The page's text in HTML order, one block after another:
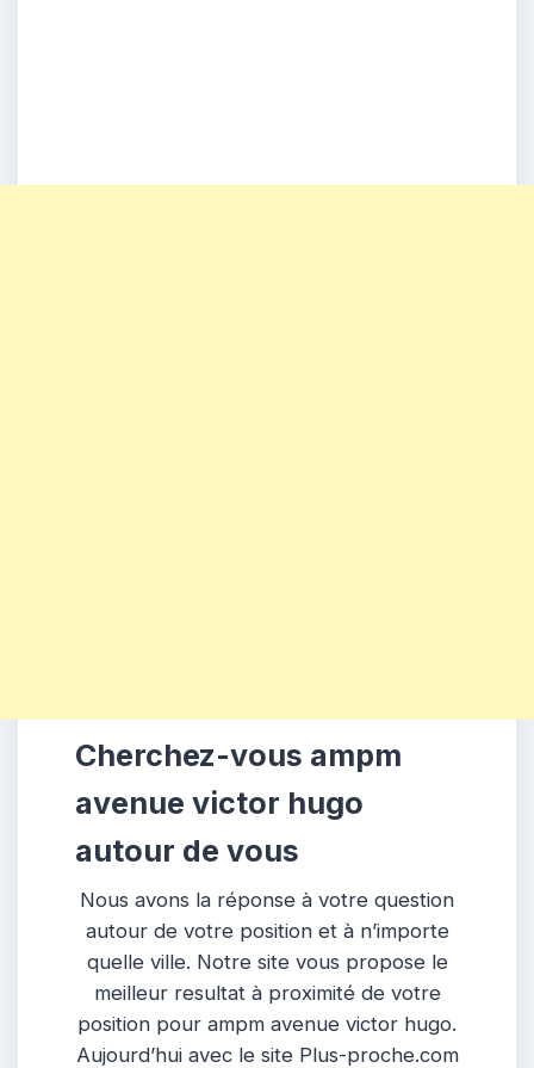
Cherchez-vous ampm
avenue victor hugo
autour de vous
Nous avons la réponse à votre question
autour de votre position et à n’importe
quelle ville. Notre site vous propose le
meilleur resultat à proximité de votre
position pour ampm avenue victor hugo.
Aujourd’hui avec le site Plus-proche.com